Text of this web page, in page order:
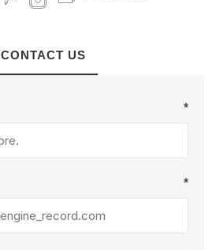
CONTACT US
*
*